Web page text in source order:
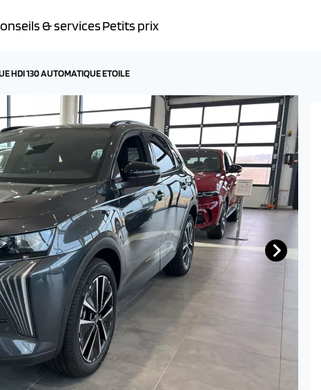
& servicesPetits prix
HDI 130 AUTOMATIQUE ETOILE